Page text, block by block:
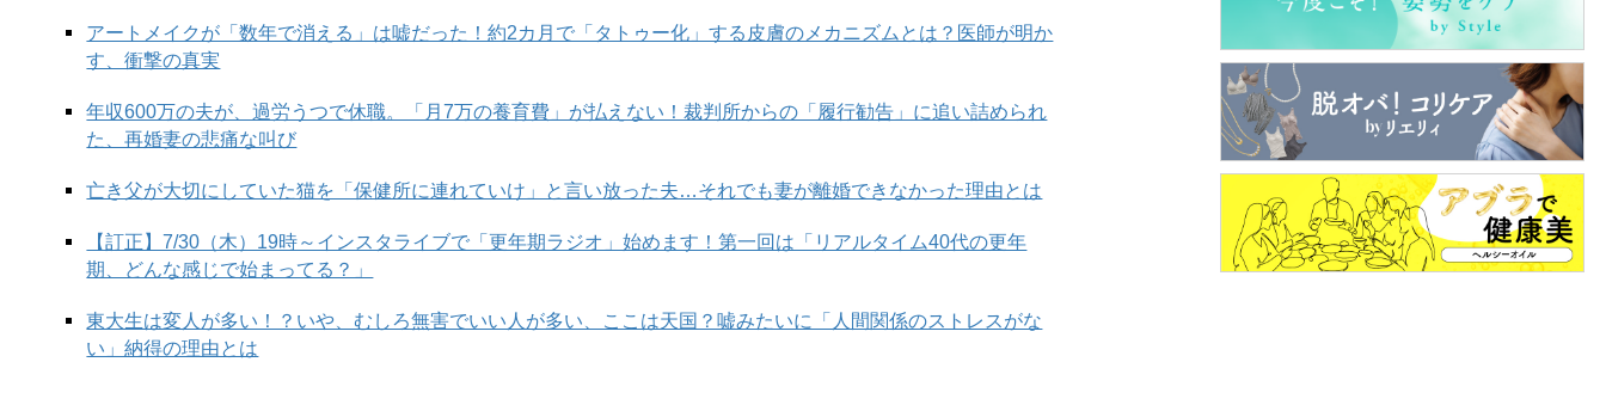
アートメイクが「数年で消える」は嘘だった！約2カ月で「タトゥー化」する皮膚のメカニズムとは？医師が明か
す、衝撃の真実
年収600万の夫が、過労うつで休職。「月7万の養育費」が払えない！裁判所からの「履行勧告」に追い詰められ
た、再婚妻の悲痛な叫び
亡き父が大切にしていた猫を「保健所に連れていけ」と言い放った夫…それでも妻が離婚できなかった理由とは
【訂正】7/30（木）19時～インスタライブで「更年期ラジオ」始めます！第一回は「リアルタイム40代の更年
期、どんな感じで始まってる？」
東大生は変人が多い！？いや、むしろ無害でいい人が多い、ここは天国？嘘みたいに「人間関係のストレスがな
い」納得の理由とは